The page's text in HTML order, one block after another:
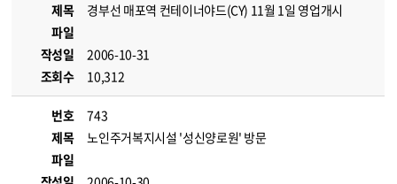
제목
경부선 매포역 컨테이너야드(CY) 11월 1일 영업개시
파일
작성일
2006-10-31
조회수
10,312
번호
743
제목
노인주거복지시설 '성신양로원' 방문
파일